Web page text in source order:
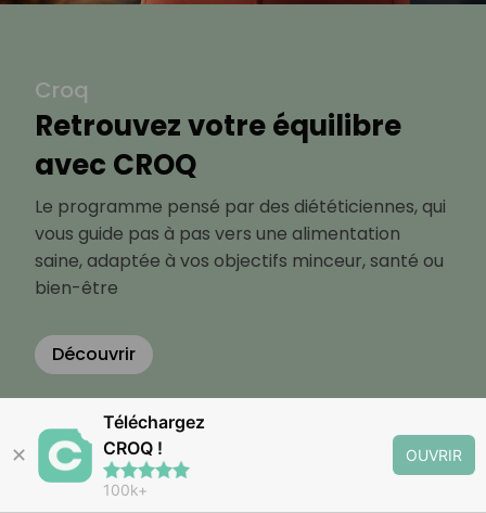
Croq
Retrouvez votre équilibre
avec CROQ
Le programme pensé par des diététiciennes, qui
vous guide pas à pas vers une alimentation
saine, adaptée à vos objectifs minceur, santé ou
bien-être
Découvrir
✕
Téléchargez
CROQ !
100k+
OUVRIR